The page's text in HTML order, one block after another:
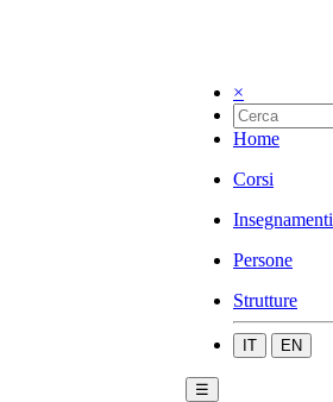
×
Home
Corsi
Insegnamenti
Persone
Strutture
IT EN
☰